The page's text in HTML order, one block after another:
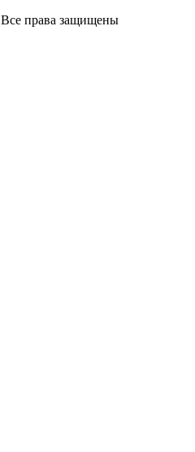
Все права защищены